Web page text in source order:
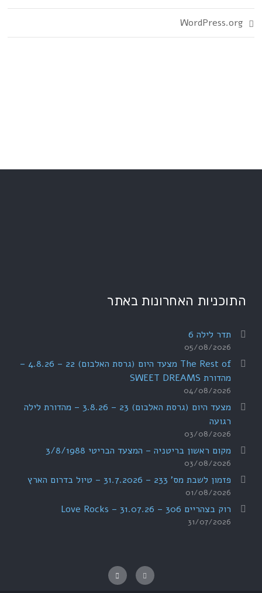
WordPress.org
התוכניות האחרונות באתר
תדר לילה 6
05/08/2026
The Rest of מצעד היום (גרסת האלבום) 22 – 4.8.26 –
מהדורת SWEET DREAMS
04/08/2026
מצעד היום (גרסת האלבום) 23 – 3.8.26 – מהדורת לילה
רגועה
03/08/2026
מקום ראשון בריטניה – המצעד הבריטי 3/8/1988
03/08/2026
פזמון לשבת מס' 233 – 31.7.2026 – טיול בדרום הארץ
01/08/2026
רוק בצהריים 306 – 31.07.26 – Love Rocks
31/07/2026